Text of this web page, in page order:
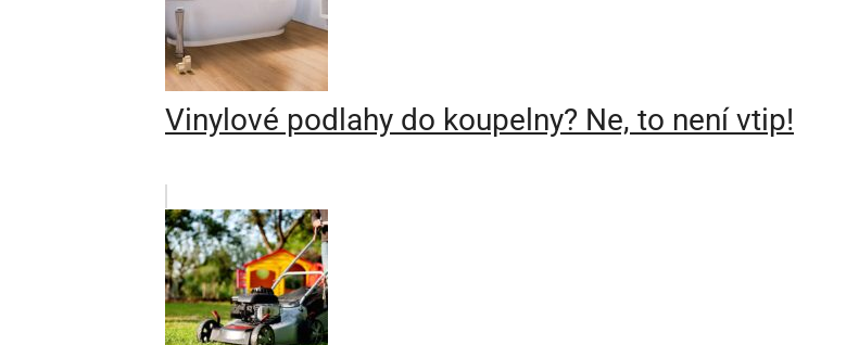
Vinylové podlahy do koupelny? Ne, to není vtip!